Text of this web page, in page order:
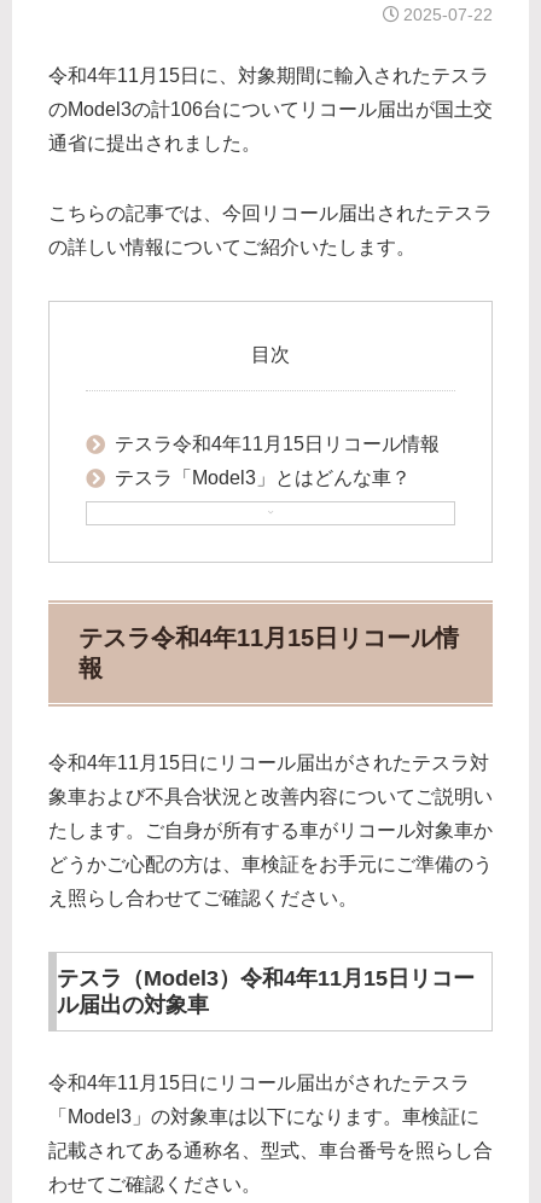
2025-07-22
令和4年11月15日に、対象期間に輸入されたテスラ
のModel3の計106台についてリコール届出が国土交
通省に提出されました。
こちらの記事では、今回リコール届出されたテスラ
の詳しい情報についてご紹介いたします。
目次
テスラ令和4年11月15日リコール情報
テスラ「Model3」とはどんな車？
テスラ令和4年11月15日リコール情
報
令和4年11月15日にリコール届出がされたテスラ対
象車および不具合状況と改善内容についてご説明い
たします。ご自身が所有する車がリコール対象車か
どうかご心配の方は、車検証をお手元にご準備のう
え照らし合わせてご確認ください。
テスラ（Model3）令和4年11月15日リコー
ル届出の対象車
令和4年11月15日にリコール届出がされたテスラ
「Model3」の対象車は以下になります。車検証に
記載されてある通称名、型式、車台番号を照らし合
わせてご確認ください。